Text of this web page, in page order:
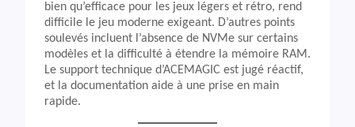
bien qu’efficace pour les jeux légers et rétro, rend
difficile le jeu moderne exigeant. D’autres points
soulevés incluent l’absence de NVMe sur certains
modèles et la difficulté à étendre la mémoire RAM.
Le support technique d’ACEMAGIC est jugé réactif,
et la documentation aide à une prise en main
rapide.